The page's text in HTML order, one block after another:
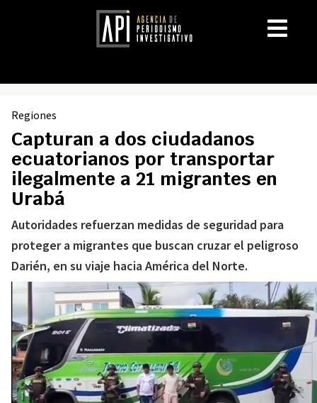
Regiones
Capturan a dos ciudadanos
ecuatorianos por transportar
ilegalmente a 21 migrantes en
Urabá
Autoridades refuerzan medidas de seguridad para
proteger a migrantes que buscan cruzar el peligroso
Darién, en su viaje hacia América del Norte.